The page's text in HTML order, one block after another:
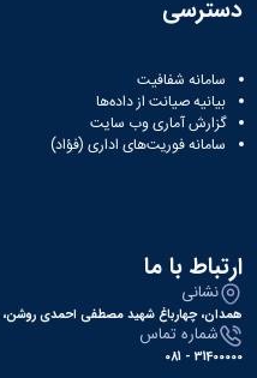
دسترسی
سامانه شفافیت
بیانیه صیانت از داده‌ها
گزارش آماری وب‌ سایت
سامانه فوریت‌های اداری (فؤاد)
ارتباط با ما
نشانی
همدان، چهارباغ شهید مصطفی احمدی روشن،
شماره تماس
31400000 - 081